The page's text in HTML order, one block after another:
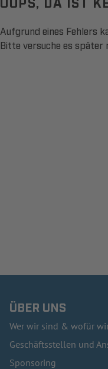
Aufgrund eines Fehlers
Bitte versuche es später
ÜBER UNS
Wer wir sind & wofür
Geschäftsstellen und
Sponsoring